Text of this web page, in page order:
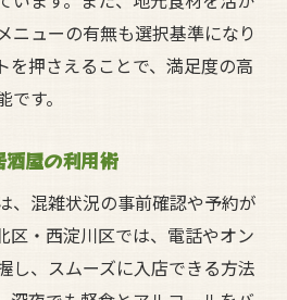
ニューの有無も選択基準になり
を押さえることで、満足度の高
す。
屋の利用術
、混雑状況の事前確認や予約が
区・西淀川区では、電話やオン
し、スムーズに入店できる方法